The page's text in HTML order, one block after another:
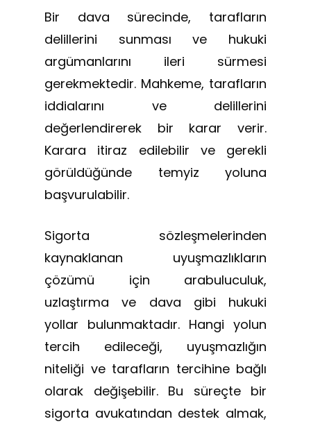
Bir dava sürecinde, tarafların
delillerini sunması ve hukuki
argümanlarını ileri sürmesi
gerekmektedir. Mahkeme, tarafların
iddialarını ve delillerini
değerlendirerek bir karar verir.
Karara itiraz edilebilir ve gerekli
görüldüğünde temyiz yoluna
başvurulabilir.
Sigorta sözleşmelerinden
kaynaklanan uyuşmazlıkların
çözümü için arabuluculuk,
uzlaştırma ve dava gibi hukuki
yollar bulunmaktadır. Hangi yolun
tercih edileceği, uyuşmazlığın
niteliği ve tarafların tercihine bağlı
olarak değişebilir. Bu süreçte bir
sigorta avukatından destek almak,